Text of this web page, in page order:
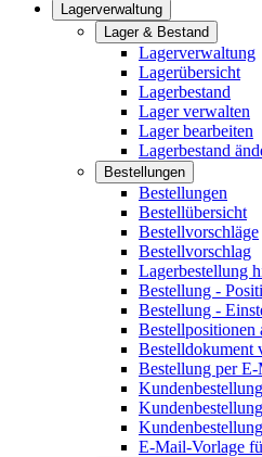
Lagerverwaltung
Lager & Bestand
Lagerverwaltung
Lagerübersicht
Lagerbestand
Lager verwalten
Lager bearbeiten
Lagerbestand
Bestellungen
Bestellungen
Bestellübersicht
Bestellvorschläge
Bestellvorschlag
Lagerbestellung
Bestellung -
Bestellung -
Bestellpositionen
Bestelldokument
Bestellung per
E-Mail-Vorlage